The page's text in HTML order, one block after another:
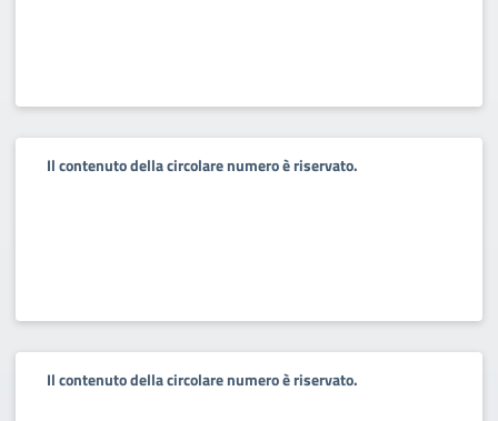
Il contenuto della circolare numero è riservato.
Il contenuto della circolare numero è riservato.